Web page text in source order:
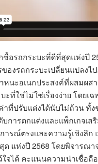
อรถกระบะที่ดีที่สุดแห่งปี
องรถกระบะเปลี่ยนแปลงไ
หนะอเนกประสงค์ที่ผสมผ
ที่ใช่ไม่ใช่เรื่องง่าย โดยเ
ที่ปรับแต่งได้นับไม่ถ้วน ทั้
การตกแต่งและแพ็กเกจเ
รณ์ตรงและความรู้เชิงลึก
ด แห่งปี 2568 โดยพิจาร
จได้ คะแนนความน่าเชื่อถื